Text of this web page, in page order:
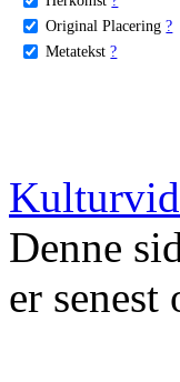
Original Placering ?
Metatekst ?
Denne
er